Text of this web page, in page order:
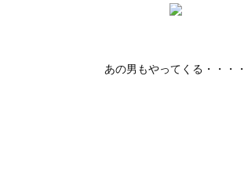
あの男もやってくる・・・・